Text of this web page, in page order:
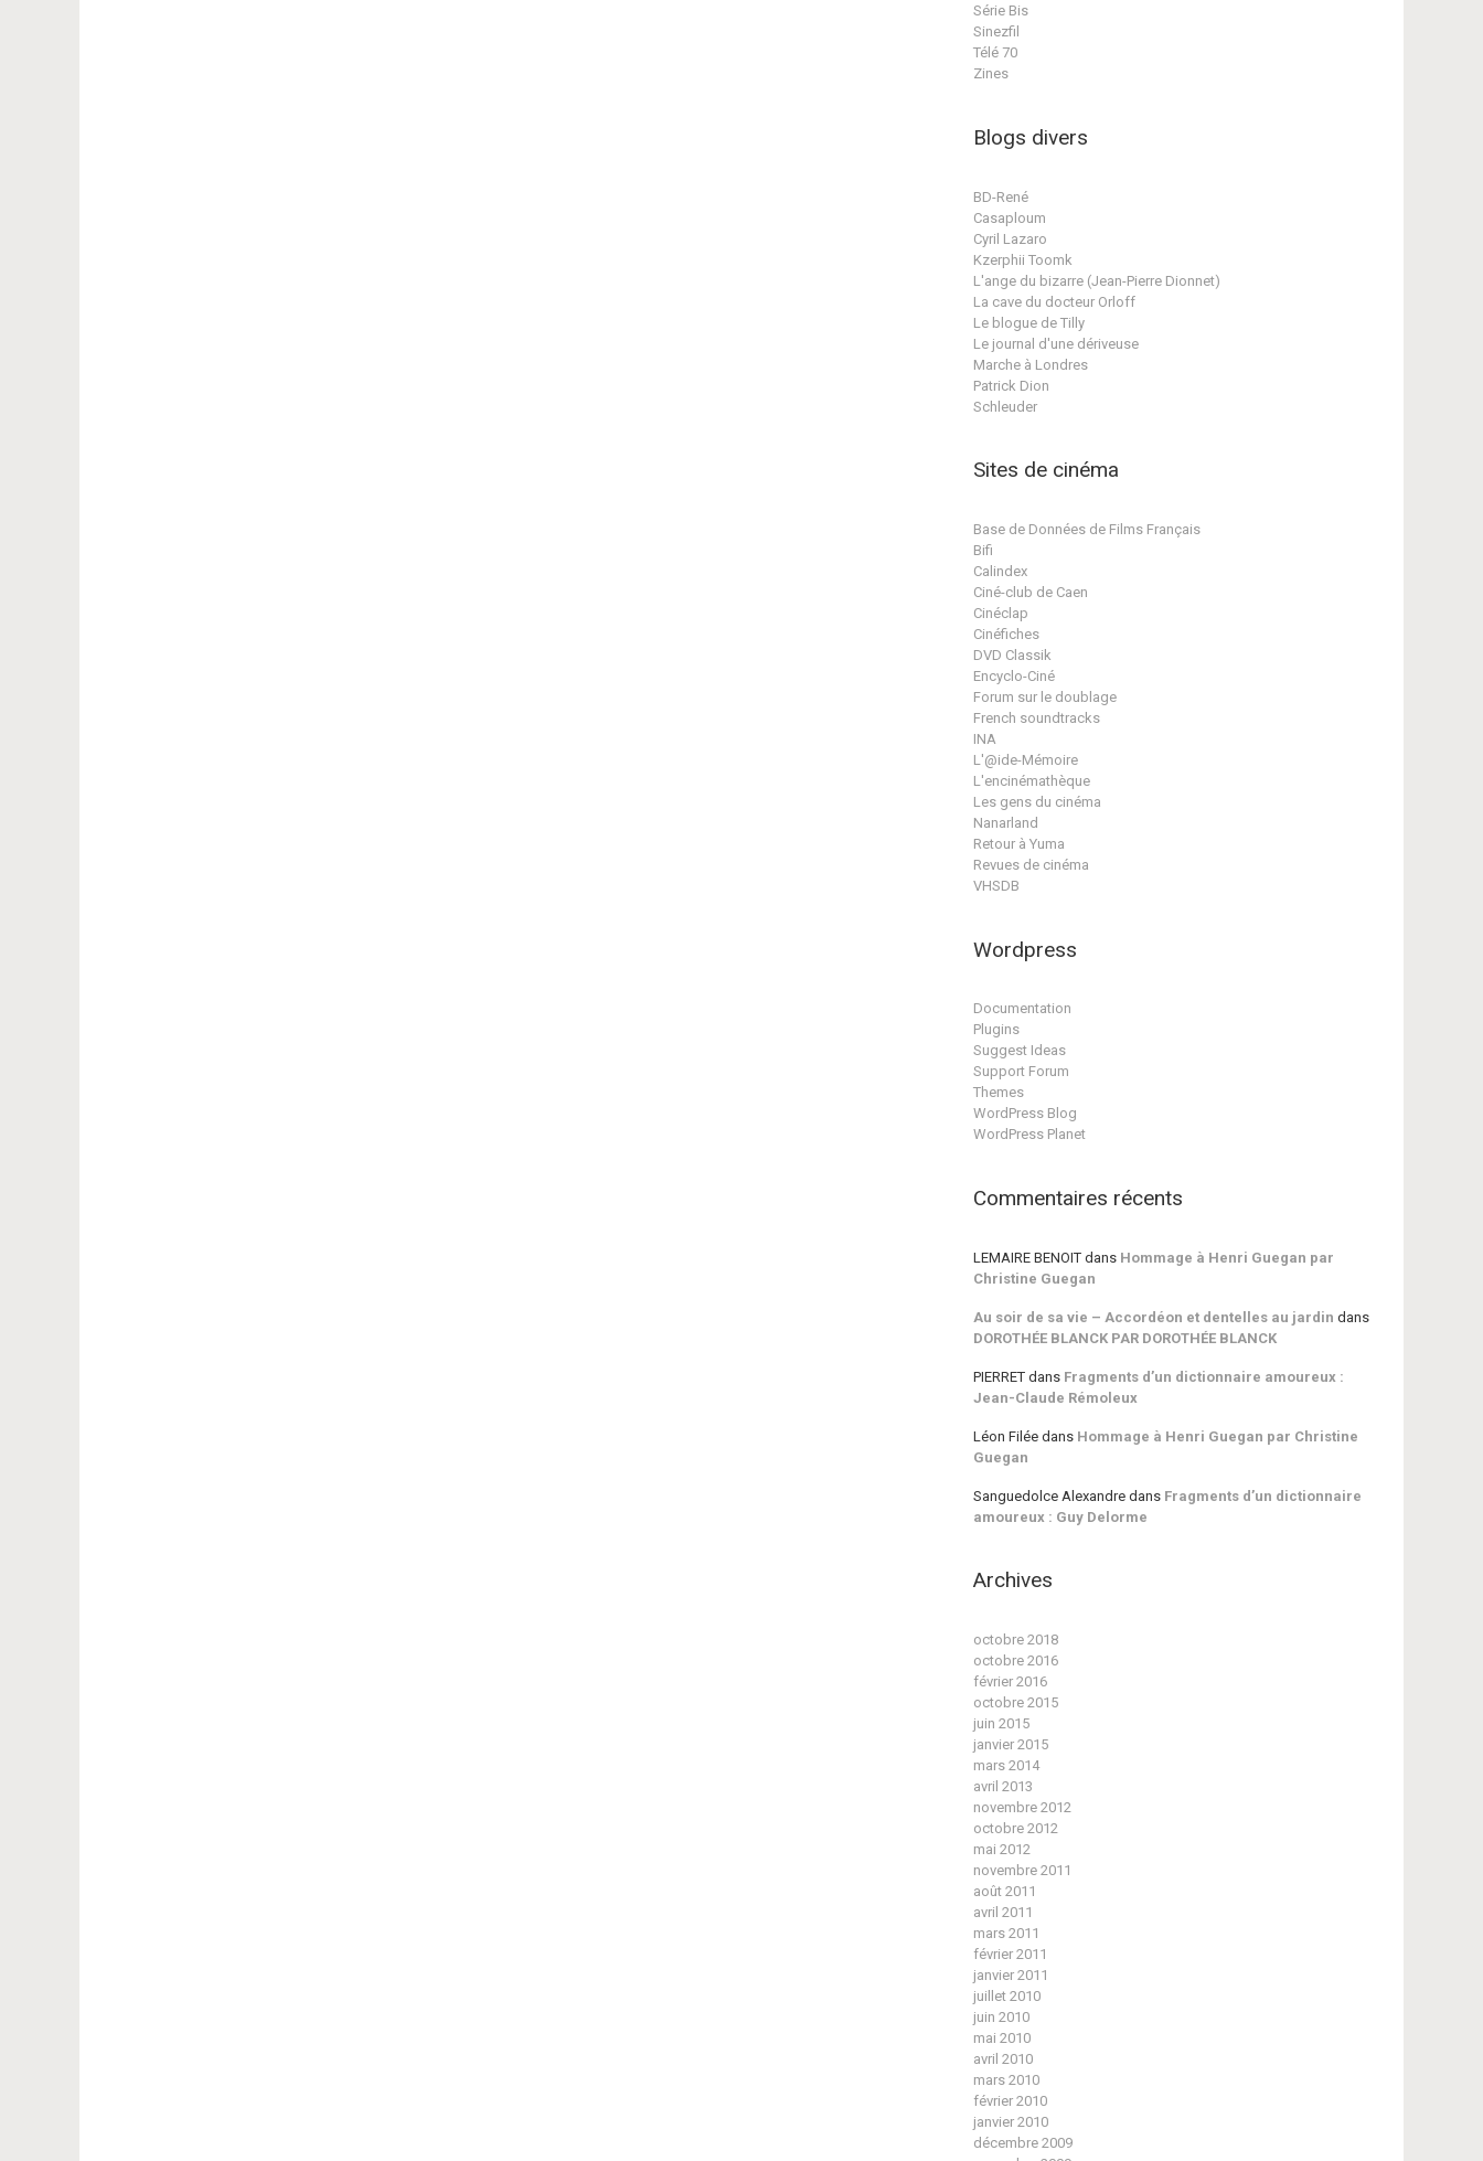
Série Bis
Sinezfil
Télé 70
Zines
Blogs divers
BD-René
Casaploum
Cyril Lazaro
Kzerphii Toomk
L'ange du bizarre (Jean-Pierre Dionnet)
La cave du docteur Orloff
Le blogue de Tilly
Le journal d'une dériveuse
Marche à Londres
Patrick Dion
Schleuder
Sites de cinéma
Base de Données de Films Français
Bifi
Calindex
Ciné-club de Caen
Cinéclap
Cinéfiches
DVD Classik
Encyclo-Ciné
Forum sur le doublage
French soundtracks
INA
L'@ide-Mémoire
L'encinémathèque
Les gens du cinéma
Nanarland
Retour à Yuma
Revues de cinéma
VHSDB
Wordpress
Documentation
Plugins
Suggest Ideas
Support Forum
Themes
WordPress Blog
WordPress Planet
Commentaires récents
LEMAIRE BENOIT dans Hommage à Henri Guegan par
Christine Guegan
Au soir de sa vie – Accordéon et dentelles au jardin dans
DOROTHÉE BLANCK PAR DOROTHÉE BLANCK
PIERRET dans Fragments d’un dictionnaire amoureux :
Jean-Claude Rémoleux
Léon Filée dans Hommage à Henri Guegan par Christine
Guegan
Sanguedolce Alexandre dans Fragments d’un dictionnaire
amoureux : Guy Delorme
Archives
octobre 2018
octobre 2016
février 2016
octobre 2015
juin 2015
janvier 2015
mars 2014
avril 2013
novembre 2012
octobre 2012
mai 2012
novembre 2011
août 2011
avril 2011
mars 2011
février 2011
janvier 2011
juillet 2010
juin 2010
mai 2010
avril 2010
mars 2010
février 2010
janvier 2010
décembre 2009